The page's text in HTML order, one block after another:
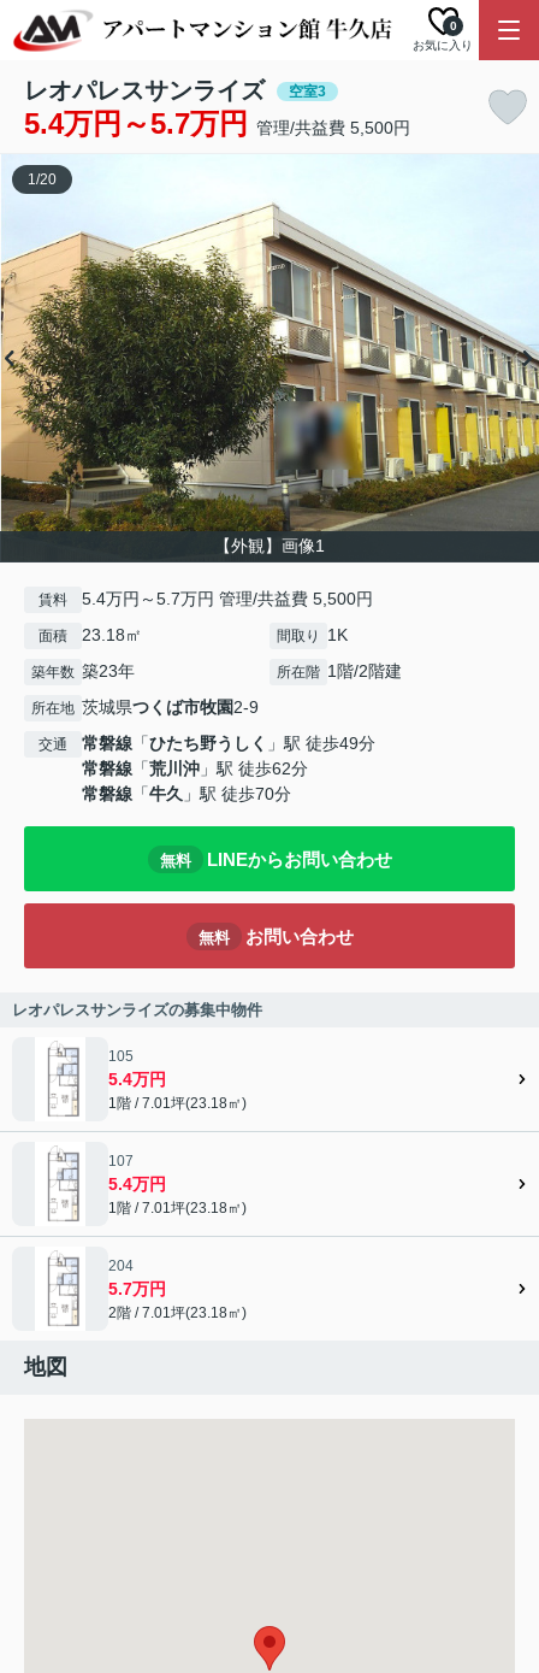
お気に入り
0
レオパレスサンライズ 空室3
5.4万円～5.7万円 管理/共益費 5,500円
【外観】画像1
1/20
賃料 5.4万円～5.7万円 管理/共益費 5,500円
面積 23.18㎡ 間取り 1K
築年数 築23年 所在階 1階/2階建
所在地 茨城県つくば市牧園2-9
交通 常磐線 「ひたち野うしく 」駅 徒歩49分
常磐線 「荒川沖 」駅 徒歩62分
常磐線 「牛久 」駅 徒歩70分
無料 LINEからお問い合わせ
無料 お問い合わせ
レオパレスサンライズの募集中物件
105
5.4万円
1階 / 7.01坪(23.18㎡)
107
5.4万円
1階 / 7.01坪(23.18㎡)
204
5.7万円
2階 / 7.01坪(23.18㎡)
地図